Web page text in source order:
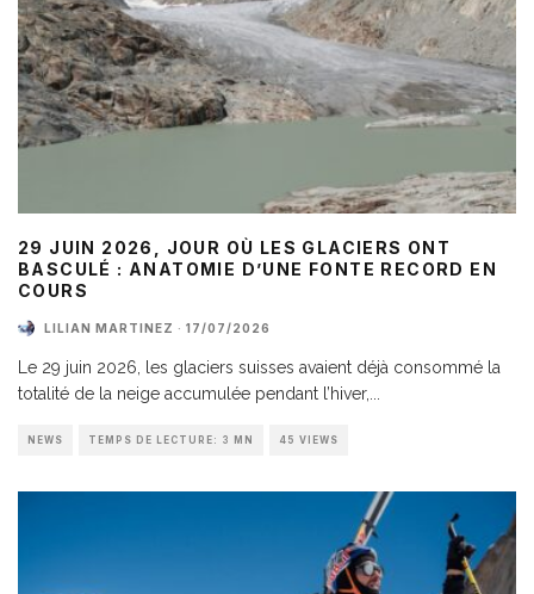
29 JUIN 2026, JOUR OÙ LES GLACIERS ONT
BASCULÉ : ANATOMIE D’UNE FONTE RECORD EN
COURS
LILIAN MARTINEZ · 17/07/2026
Le 29 juin 2026, les glaciers suisses avaient déjà consommé la
totalité de la neige accumulée pendant l’hiver,
NEWS TEMPS DE LECTURE: 3 MN 45 VIEWS